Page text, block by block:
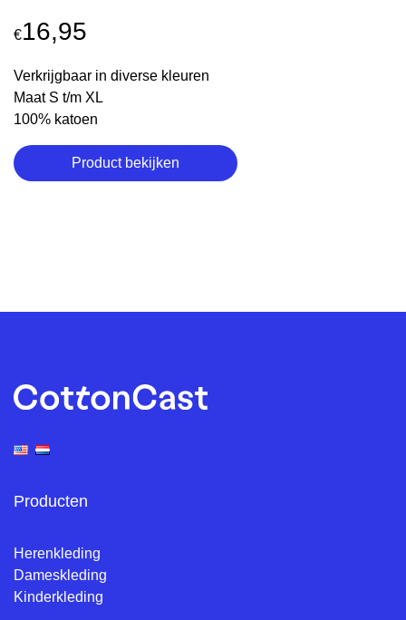
€16,95
Verkrijgbaar in diverse kleuren
Maat S t/m XL
100% katoen
Product bekijken
Producten
Herenkleding
Dameskleding
Kinderkleding